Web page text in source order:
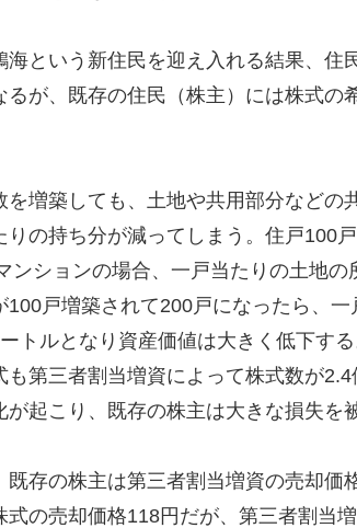
という新住民を迎え入れる結果、住
が、既存の住民（株主）には株式の
増築しても、土地や共用部分などの
りの持ち分が減ってしまう。住戸100
ンションの場合、一戸当たりの土地の
戸増築されて200戸になったら、一
トルとなり資産価値は大きく低下す
第三者割当増資によって株式数が2.4
起こり、既存の株主は大きな損失を
存の株主は第三者割当増資の売却価
式の売却価格118円だが、第三者割当